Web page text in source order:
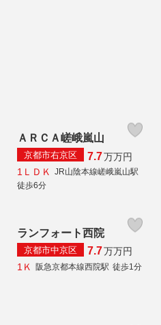
ＡＲＣＡ嵯峨嵐山
京都市右京区 7.7万万円
1ＬＤＫ
JR山陰本線嵯峨嵐山駅
徒歩6分
ランフォート西院
京都市中京区 7.7万万円
1Ｋ
阪急京都本線西院駅 徒歩1分